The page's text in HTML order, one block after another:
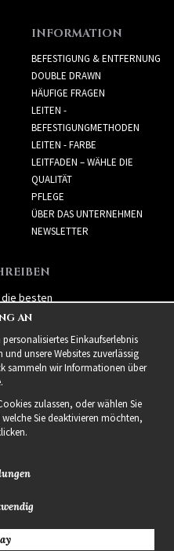
INFORMATION
BEFESTIGUNG & ENTFERNUNG
DOUBLE DRAWN
HÄUFIGE FRAGEN
LEITEN -
BEFESTIGUNGMETHODEN
LEITEN - FARBE
LEITFADEN – WÄHLE DIE
QUALITÄT
PFLEGE
ÜBER DAS UNTERNEHMEN
NEWSLETTER
die besten
Hair
AN
Einkaufserlebnis
unsere Websites zuverlässig
sammeln wir Informationen über
zulassen, oder wählen Sie
Sie deaktivieren möchten,